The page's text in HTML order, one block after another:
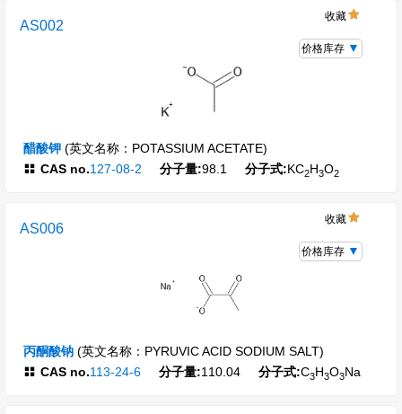
AS002
醋酸钾 (英文名称：POTASSIUM ACETATE)
CAS no.127-08-2 分子量:98.1 分子式:KC2H3O2
收藏
价格库存
AS006
丙酮酸钠 (英文名称：PYRUVIC ACID SODIUM SALT)
CAS no.113-24-6 分子量:110.04 分子式:C3H3O3Na
收藏
价格库存